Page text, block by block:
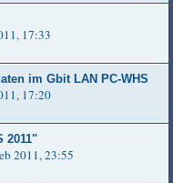
17:33
im Gbit LAN PC-WHS
17:20
2011"
2011, 23:55